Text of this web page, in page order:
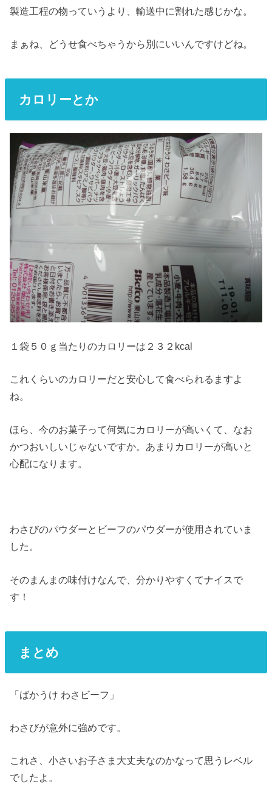
製造工程の物っていうより、輸送中に割れた感じかな。
まぁね、どうせ食べちゃうから別にいいんですけどね。
カロリーとか
１袋５０ｇ当たりのカロリーは２３２kcal
これくらいのカロリーだと安心して食べられるますよ
ね。
ほら、今のお菓子って何気にカロリーが高いくて、なお
かつおいしいじゃないですか。あまりカロリーが高いと
心配になります。
わさびのパウダーとビーフのパウダーが使用されていま
した。
そのまんまの味付けなんで、分かりやすくてナイスで
す！
まとめ
「ばかうけ わさビーフ」
わさびが意外に強めです。
これさ、小さいお子さま大丈夫なのかなって思うレベル
でしたよ。